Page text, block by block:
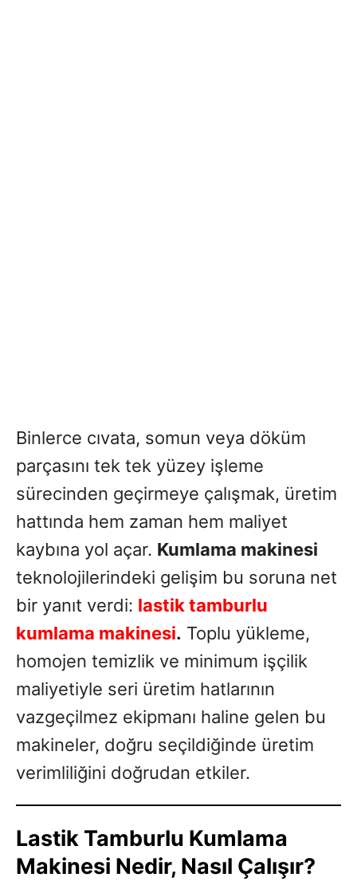
Binlerce cıvata, somun veya döküm
parçasını tek tek yüzey işleme
sürecinden geçirmeye çalışmak, üretim
hattında hem zaman hem maliyet
kaybına yol açar. Kumlama makinesi
teknolojilerindeki gelişim bu soruna net
bir yanıt verdi: lastik tamburlu
kumlama makinesi. Toplu yükleme,
homojen temizlik ve minimum işçilik
maliyetiyle seri üretim hatlarının
vazgeçilmez ekipmanı haline gelen bu
makineler, doğru seçildiğinde üretim
verimliliğini doğrudan etkiler.
Lastik Tamburlu Kumlama
Makinesi Nedir, Nasıl Çalışır?